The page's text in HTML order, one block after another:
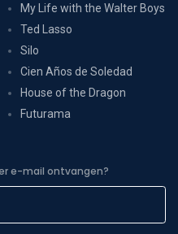
My Life with the Walter Boys
Ted Lasso
Silo
Cien Años de Soledad
House of the Dragon
Futurama
e-mail ontvangen?